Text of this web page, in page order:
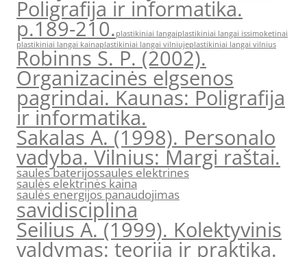
Poligrafija ir informatika.
p.189-210. plastikiniai langaiplastikiniai langai issimoketinai
plastikiniai langai kainaplastikiniai langai vilniujeplastikiniai langai vilnius
Robinns S. P. (2002).
Organizacinės elgsenos
pagrindai. Kaunas: Poligrafija
ir informatika.
Sakalas A. (1998). Personalo
vadyba. Vilnius: Margi raštai.
saules baterijossaules elektrines
saulės elektrinės kaina
saulės energijos panaudojimas
savidisciplina
Seilius A. (1999). Kolektyvinis
valdymas: teorija ir praktika.